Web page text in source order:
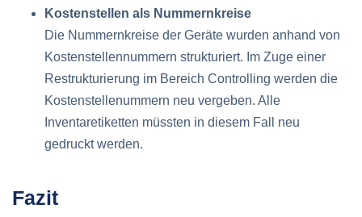
Kostenstellen als Nummernkreise
Die Nummernkreise der Geräte wurden anhand von
Kostenstellennummern strukturiert. Im Zuge einer
Restrukturierung im Bereich Controlling werden die
Kostenstellenummern neu vergeben. Alle
Inventaretiketten müssten in diesem Fall neu
gedruckt werden.
Fazit